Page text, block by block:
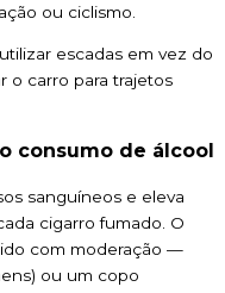
ou ciclismo.
escadas em vez do
o carro para trajetos
consumo de álcool
sanguíneos e eleva
cigarro fumado. O
com moderação —
ou um copo